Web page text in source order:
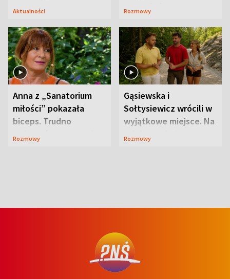
Aktualności
zapowiada
Rozmowy
Anna z „Sanatorium
miłości” pokazała
biceps. Trudno
uwierzyć, co przeszła
Rozmowy
Gąsiewska i
Sołtysiewicz wrócili w
wyjątkowe miejsce. Na
szlaku czekał
Rozmowy